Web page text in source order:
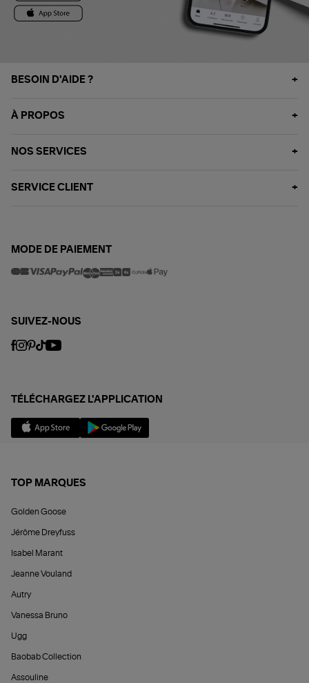
BESOIN D'AIDE ?
À PROPOS
NOS SERVICES
SERVICE CLIENT
MODE DE PAIEMENT
SUIVEZ-NOUS
TÉLÉCHARGEZ L'APPLICATION
TOP MARQUES
Golden Goose
Jérôme Dreyfuss
Isabel Marant
Jeanne Vouland
Autry
Vanessa Bruno
Ugg
Baobab Collection
Assouline